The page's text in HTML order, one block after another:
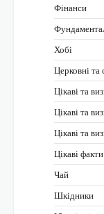
Фінанси
Хобі
Церковні та
Цікаві та
Цікаві та
Цікаві та
Цікаві факти
Чай
Шкідники